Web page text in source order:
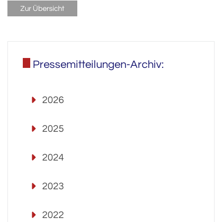
Zur Übersicht
Pressemitteilungen-Archiv:
2026
2025
2024
2023
2022